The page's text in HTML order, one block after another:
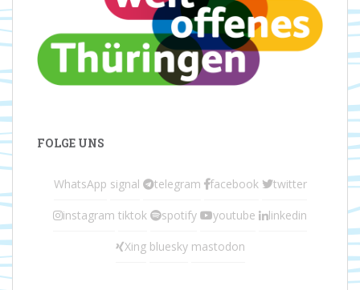
FOLGE UNS
WhatsApp signal telegram facebook twitter
instagram tiktok spotify youtube linkedin
Xing bluesky mastodon